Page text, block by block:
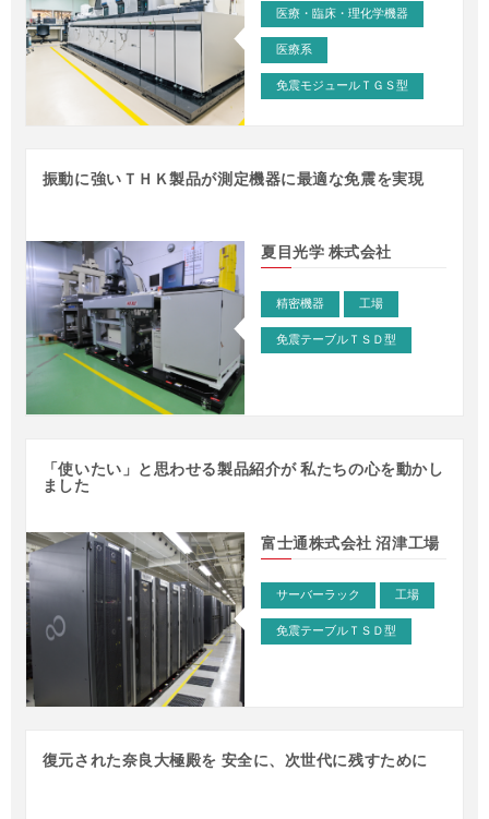
事例 – 精密機器
医療・臨床・理化学機器
医療系
免震モジュールＴＧＳ型
振動に強いＴＨＫ製品が測定機器に最適な免震を実現
夏目光学 株式会社
精密機器 工場
免震テーブルＴＳＤ型
「使いたい」と思わせる製品紹介が 私たちの心を動かし
ました
富士通株式会社 沼津工場
サーバーラック 工場
免震テーブルＴＳＤ型
復元された奈良大極殿を 安全に、次世代に残すために